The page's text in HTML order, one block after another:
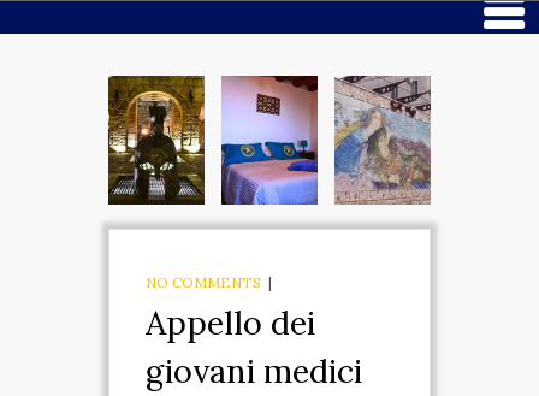
APPARTAMENTO
APPARTAMENTO
APPARTAMENTO
MUSEO IPOGEO
NO COMMENTS |
Appello dei
giovani medici